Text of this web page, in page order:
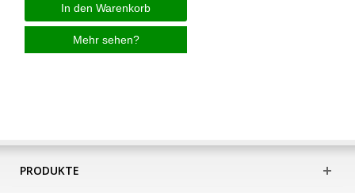
In den Warenkorb
Mehr sehen?
PRODUKTE